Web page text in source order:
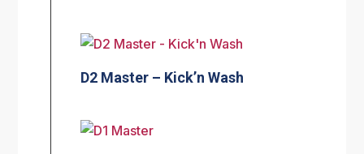
D2 Master – Kick’n Wash